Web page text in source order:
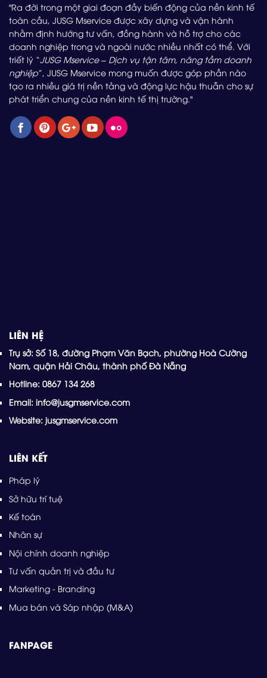
"Ra đời trong một giai đoạn đầy biến động của nền kinh tế
toàn cầu, JUSG Mservice được xây dựng và vận hành
nhằm định hướng tư vấn, đồng hành và hỗ trợ cho các
doanh nghiệp trong và ngoài nước nhiều nhất có thể. Với
triết lý “JUSG Mservice – Dịch vụ tận tâm, nâng tầm doanh
nghiệp”, JUSG Mservice mong muốn được góp phần nào
tạo ra nhiều giá trị nền tảng và động lực hậu thuẫn cho sự
phát triển chung của nền kinh tế thị trường."
LIÊN HỆ
Trụ sở: Số 18, đường Phạm Văn Bạch, phường Hoà Cường
Nam, quận Hải Châu, thành phố Đà Nẵng
Hotline: 0867 134 268
Email: info@jusgmservice.com
Website: jusgmservice.com
LIÊN KẾT
Pháp lý
Sở hữu trí tuệ
Kế toán
Nhân sự
Nội chính doanh nghiệp
Tư vấn quản trị và đầu tư
Marketing - Branding
Mua bán và Sáp nhập (M&A)
FANPAGE